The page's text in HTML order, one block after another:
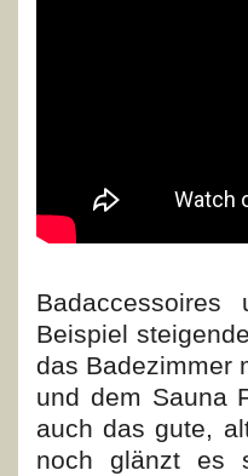
Beispiel
das Badezimmer
und dem Sauna
auch das gute,
noch glänzt es